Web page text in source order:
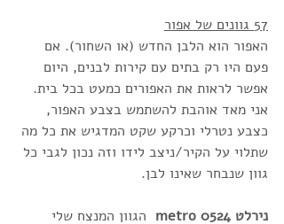
57 גוונים של אפור
האפור הוא הלבן החדש (או השחור). אם
פעם היו רק בתים עם קירות לבנים, היום
אפשר לראות את האפורים כמעט בכל בית.
אני מאד אוהבת להשתמש בצבע האפור,
כצבע נטרלי וכרקע שקט המדגיש את כל מה
שתלוי על הקיר/ניצב לידו וזה נכון לגבי כל
גוון שנבחר שאינו לבן.
נירלט 0524 metro
הגוון המנצח שלי